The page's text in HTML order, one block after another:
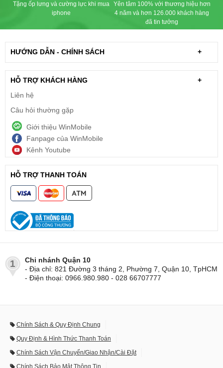
Tặng ốp lưng và cường lực khi mua
iphone
Yên tâm 100% với thương hiệu hơn
4 năm và hơn 126.000 khách hàng
đã tin tưởng
HƯỚNG DẪN - CHÍNH SÁCH +
HỖ TRỢ KHÁCH HÀNG
+
Liên hệ
Câu hỏi thường gặp
Giới thiệu WinMobile
Fanpage của WinMobile
Kênh Youtube
HỖ TRỢ THANH TOÁN
1
Chi nhánh Quận 10
- Địa chỉ: 821 Đường 3 tháng 2, Phường 7, Quận 10, TpHCM
- Điện thoại: 0966.980.980 - 028 66707777
Chính Sách & Quy Định Chung
Quy Định & Hình Thức Thanh Toán
Chính Sách Vận Chuyển/Giao Nhận/Cài Đặt